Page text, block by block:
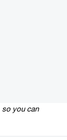
so you can